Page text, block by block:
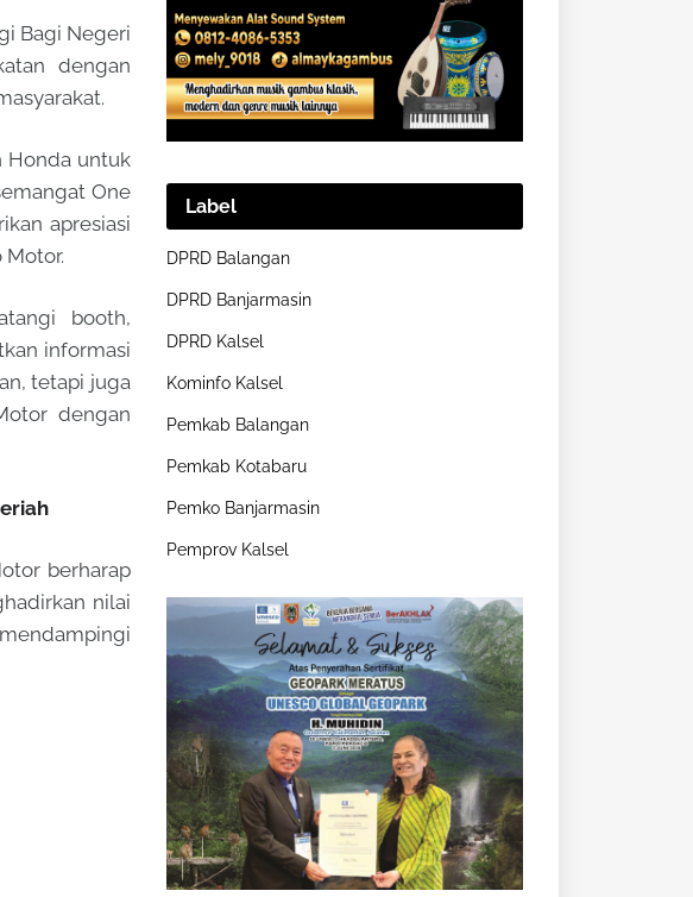
Bagi Negeri
dengan
Honda untuk
One
apresiasi
Motor.
booth,
informasi
tetapi juga
dengan
berharap
nilai
Label
DPRD Balangan
DPRD Banjarmasin
DPRD Kalsel
Kominfo Kalsel
Pemkab Balangan
Pemkab Kotabaru
Pemko Banjarmasin
Pemprov Kalsel